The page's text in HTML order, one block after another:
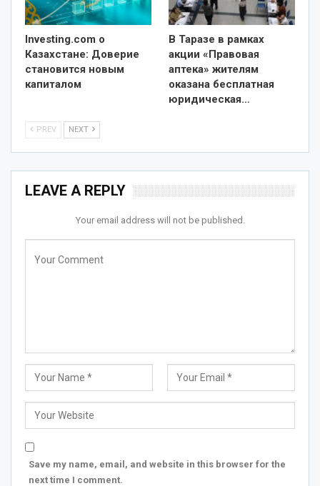
Investing.com о
Казахстане: Доверие
становится новым
капиталом
В Таразе в рамках
акции «Правовая
аптека» жителям
оказана бесплатная
юридическая…
PREV NEXT
LEAVE A REPLY
Your email address will not be published.
Save my name, email, and website in this browser for the
next time I comment.